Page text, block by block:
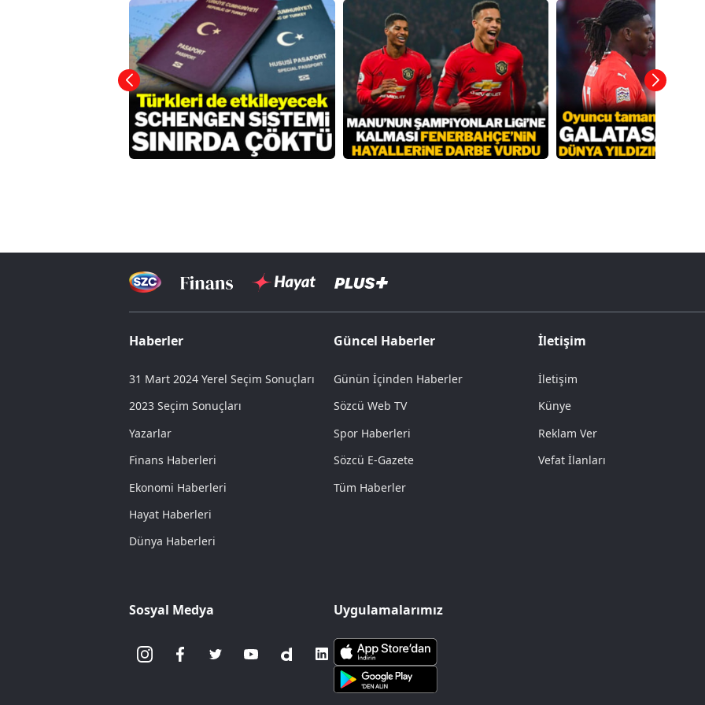
Haberler
31 Mart 2024 Yerel Seçim Sonuçları
2023 Seçim Sonuçları
Yazarlar
Finans Haberleri
Ekonomi Haberleri
Hayat Haberleri
Dünya Haberleri
Güncel Haberler
Günün İçinden Haberler
Sözcü Web TV
Spor Haberleri
Sözcü E-Gazete
Tüm Haberler
İletişim
İletişim
Künye
Reklam Ver
Vefat İlanları
Sosyal Medya Uygulamalarımız